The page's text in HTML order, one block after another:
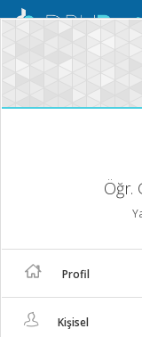
Öğr.
Profil
Kişisel